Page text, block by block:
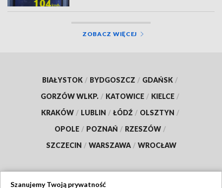
ZOBACZ WIĘCEJ
BIAŁYSTOK / BYDGOSZCZ / GDAŃSK /
GORZÓW WLKP. / KATOWICE / KIELCE /
KRAKÓW / LUBLIN / ŁÓDŹ / OLSZTYN /
OPOLE / POZNAŃ / RZESZÓW /
SZCZECIN / WARSZAWA / WROCŁAW
Szanujemy Twoją prywatność